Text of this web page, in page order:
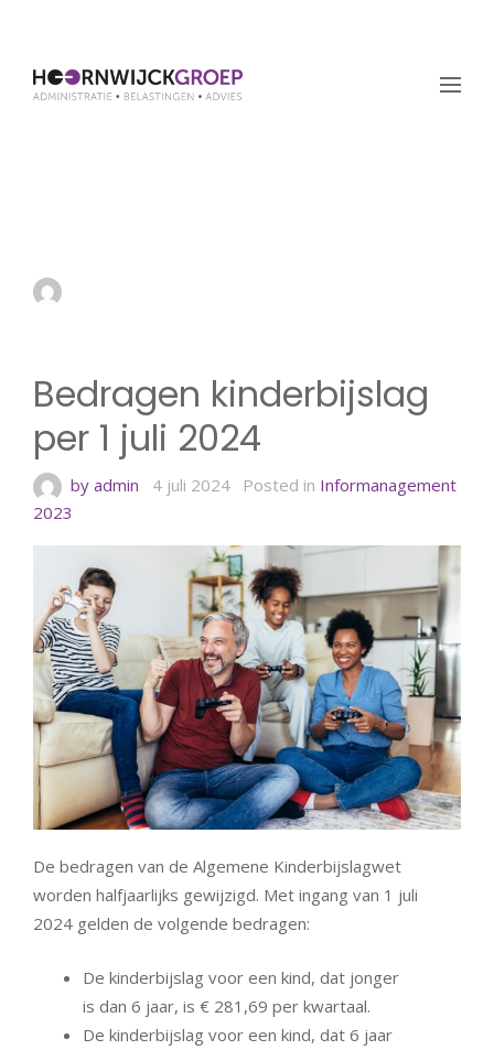
Bedragen kinderbijslag
per 1 juli 2024
by admin 4 juli 2024 Posted in Informanagement
2023
De bedragen van de Algemene Kinderbijslagwet
worden halfjaarlijks gewijzigd. Met ingang van 1 juli
2024 gelden de volgende bedragen:
De kinderbijslag voor een kind, dat jonger
is dan 6 jaar, is € 281,69 per kwartaal.
De kinderbijslag voor een kind, dat 6 jaar